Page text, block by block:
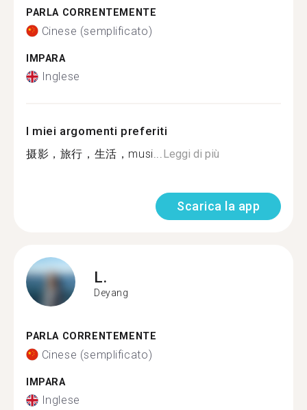
PARLA CORRENTEMENTE
Cinese (semplificato)
IMPARA
Inglese
I miei argomenti preferiti
摄影，旅行，生活，musi...Leggi di più
Scarica la app
L.
Deyang
PARLA CORRENTEMENTE
Cinese (semplificato)
IMPARA
Inglese